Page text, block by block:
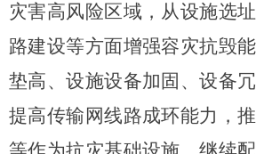
灾害高风险区域，从设施选
路建设等方面增强容灾抗毁
垫高、设施设备加固、设备冗
提高传输网线路成环能力，